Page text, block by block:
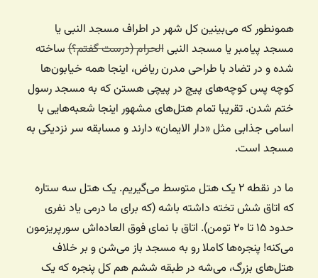
همونطور که می‌بینین کل شهر در اطراف مسجد النبی یا
مسجد پیامبر یا مسجد النبیالحرام (درست گفتم؟)ساخته
شده و در تضاد با طراحی مدرن ریاض، اینجا همه خیابون‌ها
کوچه پس کوچه‌های پیچ در پیچی هستن که به مسجد رسول
ختم شدن. تقریبا تمام هتل‌های مشهور اینجا شعبه‌هایی با
اسامی جذابی مثل «دار الایمان» دارند و مسابقه سر نزدیکی به
مسجد است.
ما در نقطه ۲ یک هتل متوسط می‌گیریم. یک هتل سه ستاره
که اتاق شش تخته داشته باشه (که برای ما درمی یاد نفری
حدود ۱۵ تا ۲۰ تومن). اتاق با نمای فوق العاده‌اش سورپریزمون
می‌کنه! پنجره‌ها کاملا رو به مسجد باز می‌شن و بر خلاف
هتل‌های بزرگ، می‌شه در طبقه ششم هم کل پنجره که یک